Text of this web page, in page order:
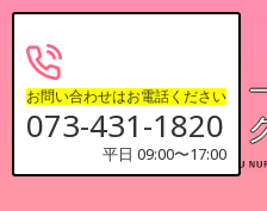
お問い合わせはお電話ください
073-431-1820
平日 09:00〜17:00